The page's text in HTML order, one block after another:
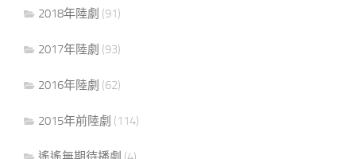
2018年陸劇 (91)
2017年陸劇 (93)
2016年陸劇 (62)
2015年前陸劇 (114)